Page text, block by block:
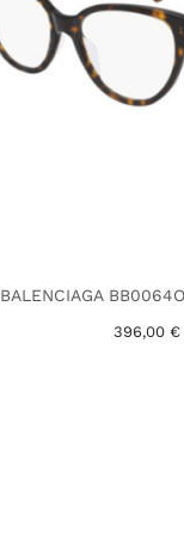
BALENCIAGA
396,00 €